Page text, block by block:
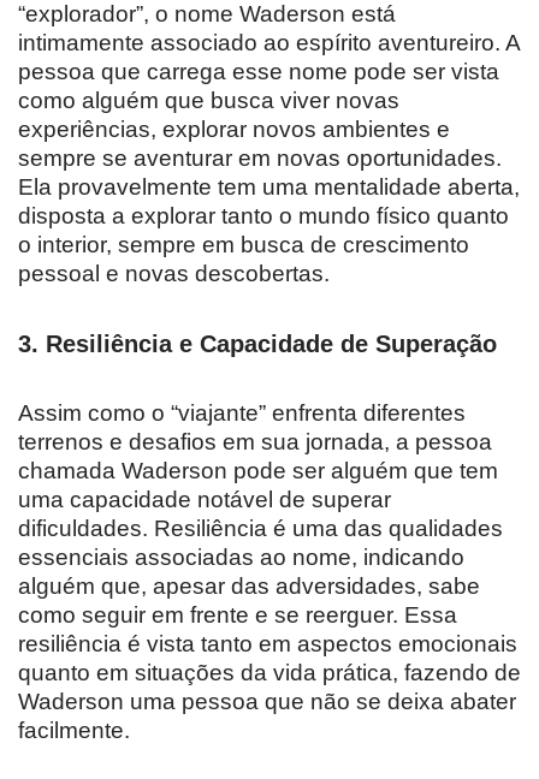
“explorador”, o nome Waderson está
intimamente associado ao espírito aventureiro. A
pessoa que carrega esse nome pode ser vista
como alguém que busca viver novas
experiências, explorar novos ambientes e
sempre se aventurar em novas oportunidades.
Ela provavelmente tem uma mentalidade aberta,
disposta a explorar tanto o mundo físico quanto
o interior, sempre em busca de crescimento
pessoal e novas descobertas.
3. Resiliência e Capacidade de Superação
Assim como o “viajante” enfrenta diferentes
terrenos e desafios em sua jornada, a pessoa
chamada Waderson pode ser alguém que tem
uma capacidade notável de superar
dificuldades. Resiliência é uma das qualidades
essenciais associadas ao nome, indicando
alguém que, apesar das adversidades, sabe
como seguir em frente e se reerguer. Essa
resiliência é vista tanto em aspectos emocionais
quanto em situações da vida prática, fazendo de
Waderson uma pessoa que não se deixa abater
facilmente.